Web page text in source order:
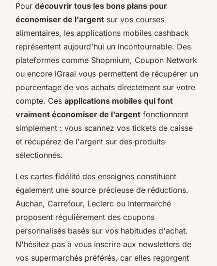
Pour découvrir tous les bons plans pour
économiser de l'argent sur vos courses
alimentaires, les applications mobiles cashback
représentent aujourd'hui un incontournable. Des
plateformes comme Shopmium, Coupon Network
ou encore iGraal vous permettent de récupérer un
pourcentage de vos achats directement sur votre
compte. Ces applications mobiles qui font
vraiment économiser de l'argent fonctionnent
simplement : vous scannez vos tickets de caisse
et récupérez de l'argent sur des produits
sélectionnés.
Les cartes fidélité des enseignes constituent
également une source précieuse de réductions.
Auchan, Carrefour, Leclerc ou Intermarché
proposent régulièrement des coupons
personnalisés basés sur vos habitudes d'achat.
N'hésitez pas à vous inscrire aux newsletters de
vos supermarchés préférés, car elles regorgent